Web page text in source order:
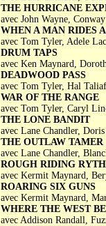
THE HURRICANE
avec John Wayne,
WHEN A MAN RIDES
avec Tom Tyler, Adele
DRUM TAPS
avec Ken Maynard,
DEADWOOD PASS
avec Tom Tyler, Hal
WAR OF THE RANGE
avec Tom Tyler, Caryl
THE LONE BANDIT
avec Lane Chandler,
THE OUTLAW TAMER
avec Lane Chandler,
ROUGH RIDING
avec Kermit Maynard,
ROARING SIX GUNS
avec Kermit Maynard,
WHERE THE WEST
avec Addison Randall,